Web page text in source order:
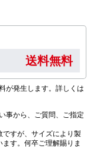
送料無料
が発生します。詳しくは
事から、ご質問、ご指定
すが、サイズにより製
す。何卒ご理解賜りま